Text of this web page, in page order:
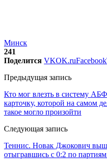
Минск
241
Поделится VKOK.ruFacebook
Предыдущая запись
Кто мог влезть в систему
карточку, которой на самом
такое могло произойти
Следующая запись
Теннис. Новак Джокович
отыгравшись с 0:2 по партиям